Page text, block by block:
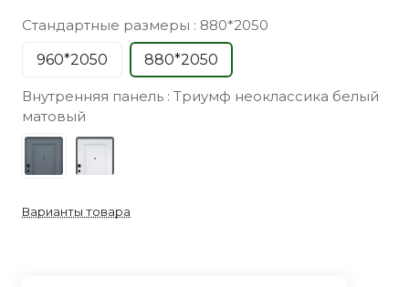
Стандартные размеры : 880*2050
960*2050
880*2050
Внутренняя панель : Триумф неоклассика белый
матовый
Варианты товара